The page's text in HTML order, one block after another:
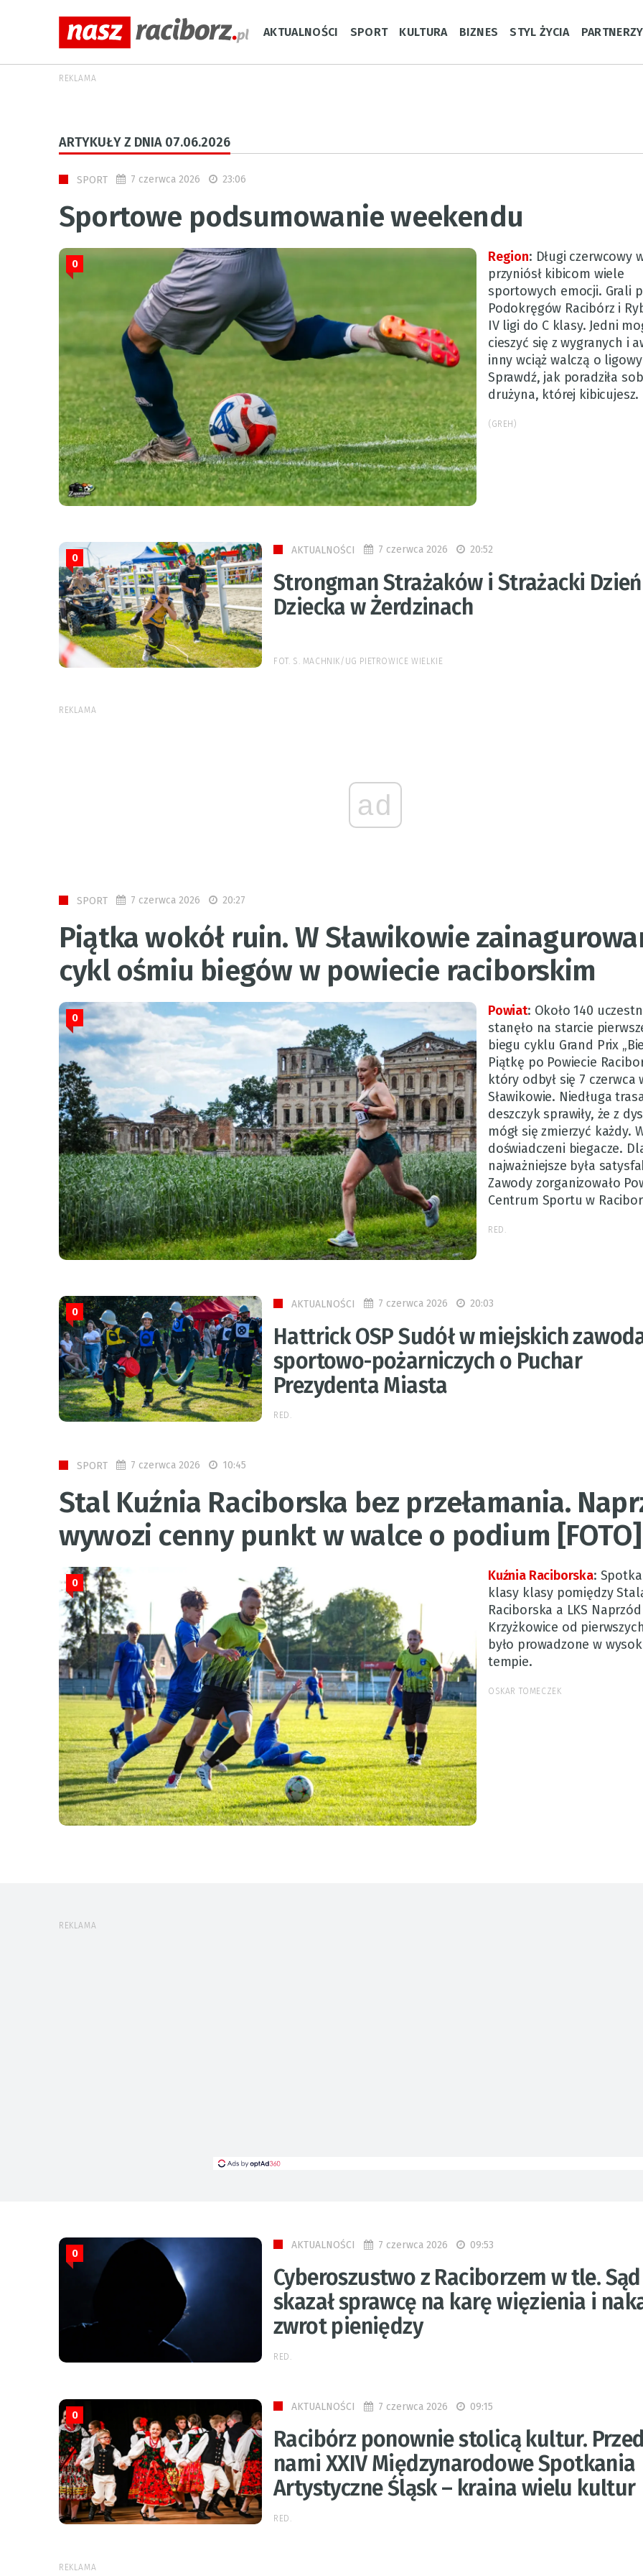
AKTUALNOŚCI SPORT KULTURA BIZNES STYL ŻYCIA PARTNERZY
REKLAMA
ARTYKUŁY Z DNIA 07.06.2026
SPORT 7 czerwca 2026 23:06
Sportowe podsumowanie weekendu
0 Region: Długi czerwcowy
przyniósł kibicom wiele
sportowych emocji. Grali
Podokręgów Racibórz i
IV ligi do C klasy. Jedni
cieszyć się z wygranych i
inny wciąż walczą o
Sprawdź, jak poradziła
drużyna, której kibicujesz.
(GREH)
AKTUALNOŚCI 7 czerwca 2026 20:52
Strongman Strażaków i Strażacki Dzień
Dziecka w Żerdzinach
0
FOT. S. MACHNIK/UG PIETROWICE WIELKIE
REKLAMA
ad
SPORT 7 czerwca 2026 20:27
Piątka wokół ruin. W Sławikowie
cykl ośmiu biegów w powiecie raciborskim
0 Powiat: Około 140
stanęło na starcie
biegu cyklu Grand Prix
Piątkę po Powiecie
który odbył się 7 czerwca
Sławikowie. Niedługa
deszczyk sprawiły, że z
mógł się zmierzyć każdy.
doświadczeni biegacze.
najważniejsze była
Zawody zorganizowało
Centrum Sportu w
RED.
AKTUALNOŚCI 7 czerwca 2026 20:03
Hattrick OSP Sudół w miejskich
sportowo-pożarniczych o Puchar
Prezydenta Miasta
0
RED.
SPORT 7 czerwca 2026 10:45
Stal Kuźnia Raciborska bez przełamania.
wywozi cenny punkt w walce o podium [FOTO]
0 Kuźnia Raciborska:
klasy klasy pomiędzy
Raciborska a LKS Naprzód
Krzyżkowice od
było prowadzone w
tempie.
OSKAR TOMECZEK
REKLAMA
AKTUALNOŚCI 7 czerwca 2026 09:53
Cyberoszustwo z Raciborzem w tle. Sąd
skazał sprawcę na karę więzienia i
zwrot pieniędzy
0
RED.
AKTUALNOŚCI 7 czerwca 2026 09:15
Racibórz ponownie stolicą kultur.
nami XXIV Międzynarodowe Spotkania
Artystyczne Śląsk – kraina wielu kultur
0
RED.
REKLAMA